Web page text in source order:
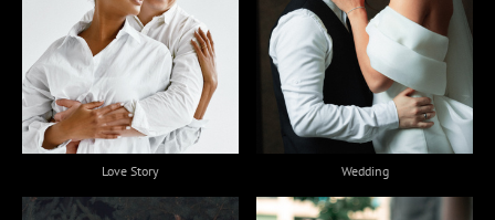
Love Story Wedding